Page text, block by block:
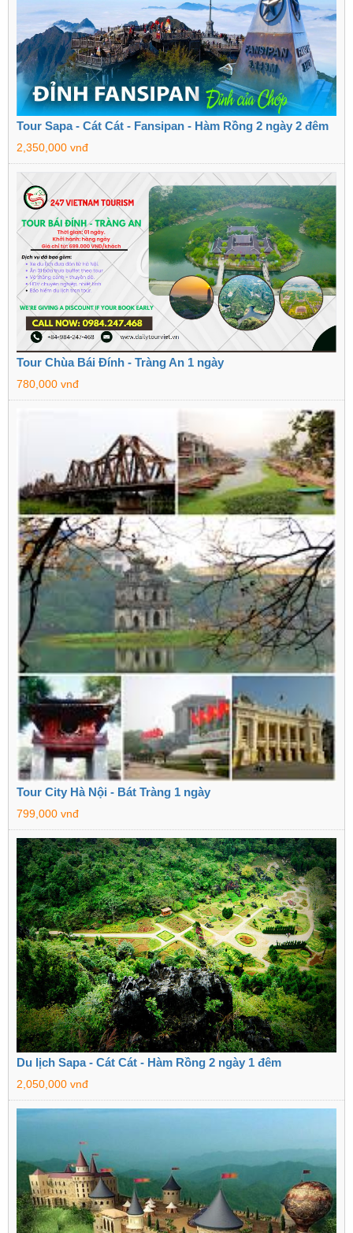
Tour Sapa - Cát Cát - Fansipan - Hàm Rồng 2 ngày 2 đêm
2,350,000 vnđ
Tour Chùa Bái Đính - Tràng An 1 ngày
780,000 vnđ
Tour City Hà Nội - Bát Tràng 1 ngày
799,000 vnđ
Du lịch Sapa - Cát Cát - Hàm Rồng 2 ngày 1 đêm
2,050,000 vnđ